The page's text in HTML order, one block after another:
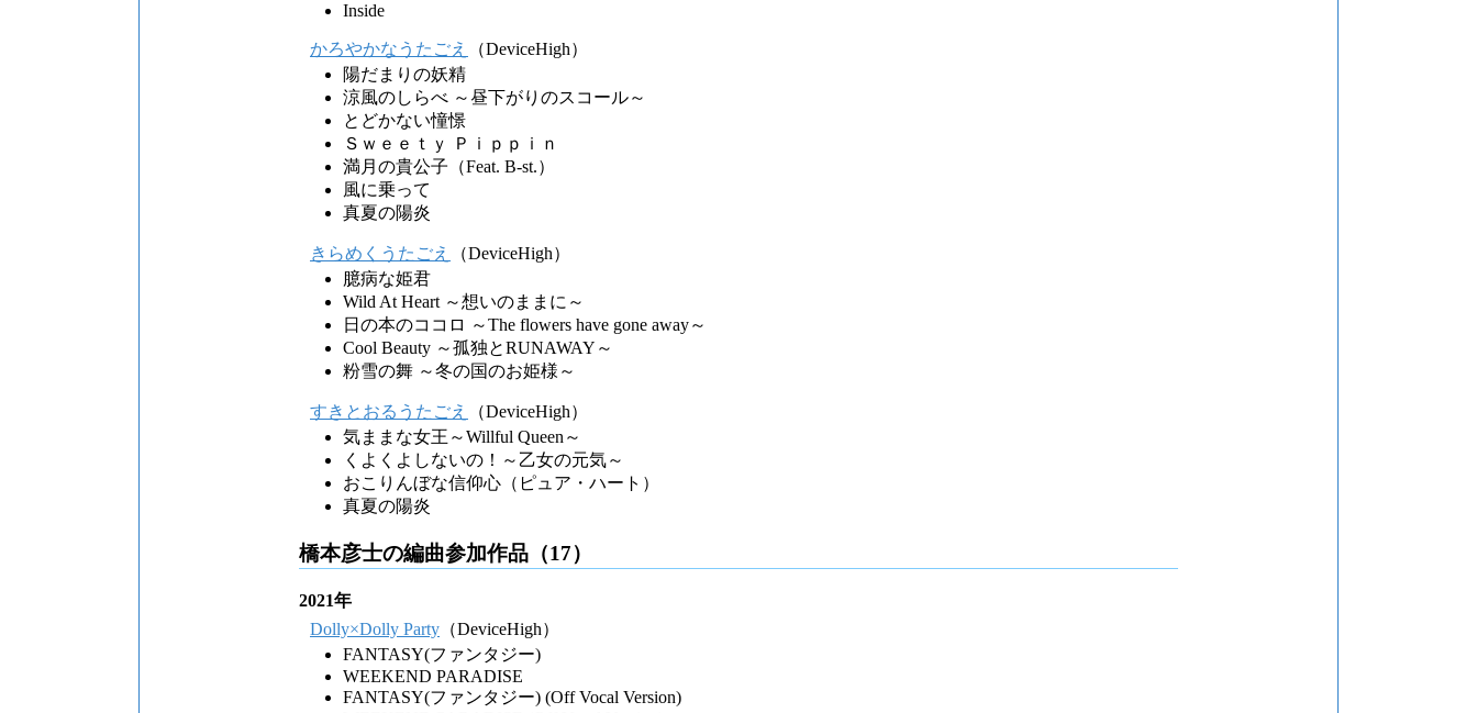
Inside
かろやかなうたごえ
（DeviceHigh）
陽だまりの妖精
涼風のしらべ ～昼下がりのスコール～
とどかない憧憬
Ｓｗｅｅｔｙ Ｐｉｐｐｉｎ
満月の貴公子（Feat. B-st.）
風に乗って
真夏の陽炎
きらめくうたごえ
（DeviceHigh）
臆病な姫君
Wild At Heart ～想いのままに～
日の本のココロ ～The flowers have gone away～
Cool Beauty ～孤独とRUNAWAY～
粉雪の舞 ～冬の国のお姫様～
すきとおるうたごえ
（DeviceHigh）
気ままな女王～Willful Queen～
くよくよしないの！～乙女の元気～
おこりんぼな信仰心（ピュア・ハート）
真夏の陽炎
橋本彦士の編曲参加作品（17）
2021年
Dolly×Dolly Party （DeviceHigh）
FANTASY(ファンタジー)
WEEKEND PARADISE
FANTASY(ファンタジー) (Off Vocal Version)